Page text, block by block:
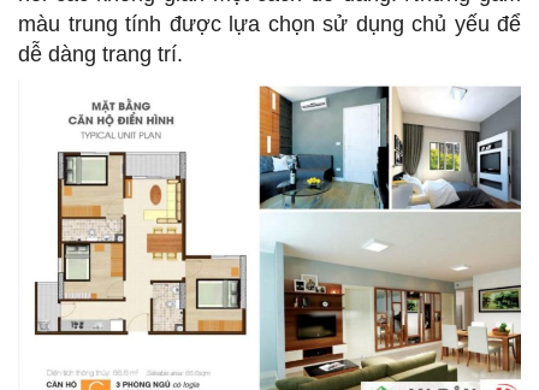
màu trung tính được lựa chọn sử dụng chủ yếu để
dễ dàng trang trí.